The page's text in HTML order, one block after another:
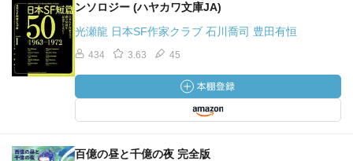
ンソロジー (ハヤカワ文庫JA)
光瀬龍 日本SF作家クラブ 石川喬司 豊田有恒
434 3.63 45
百億の昼と千億の夜 完全版